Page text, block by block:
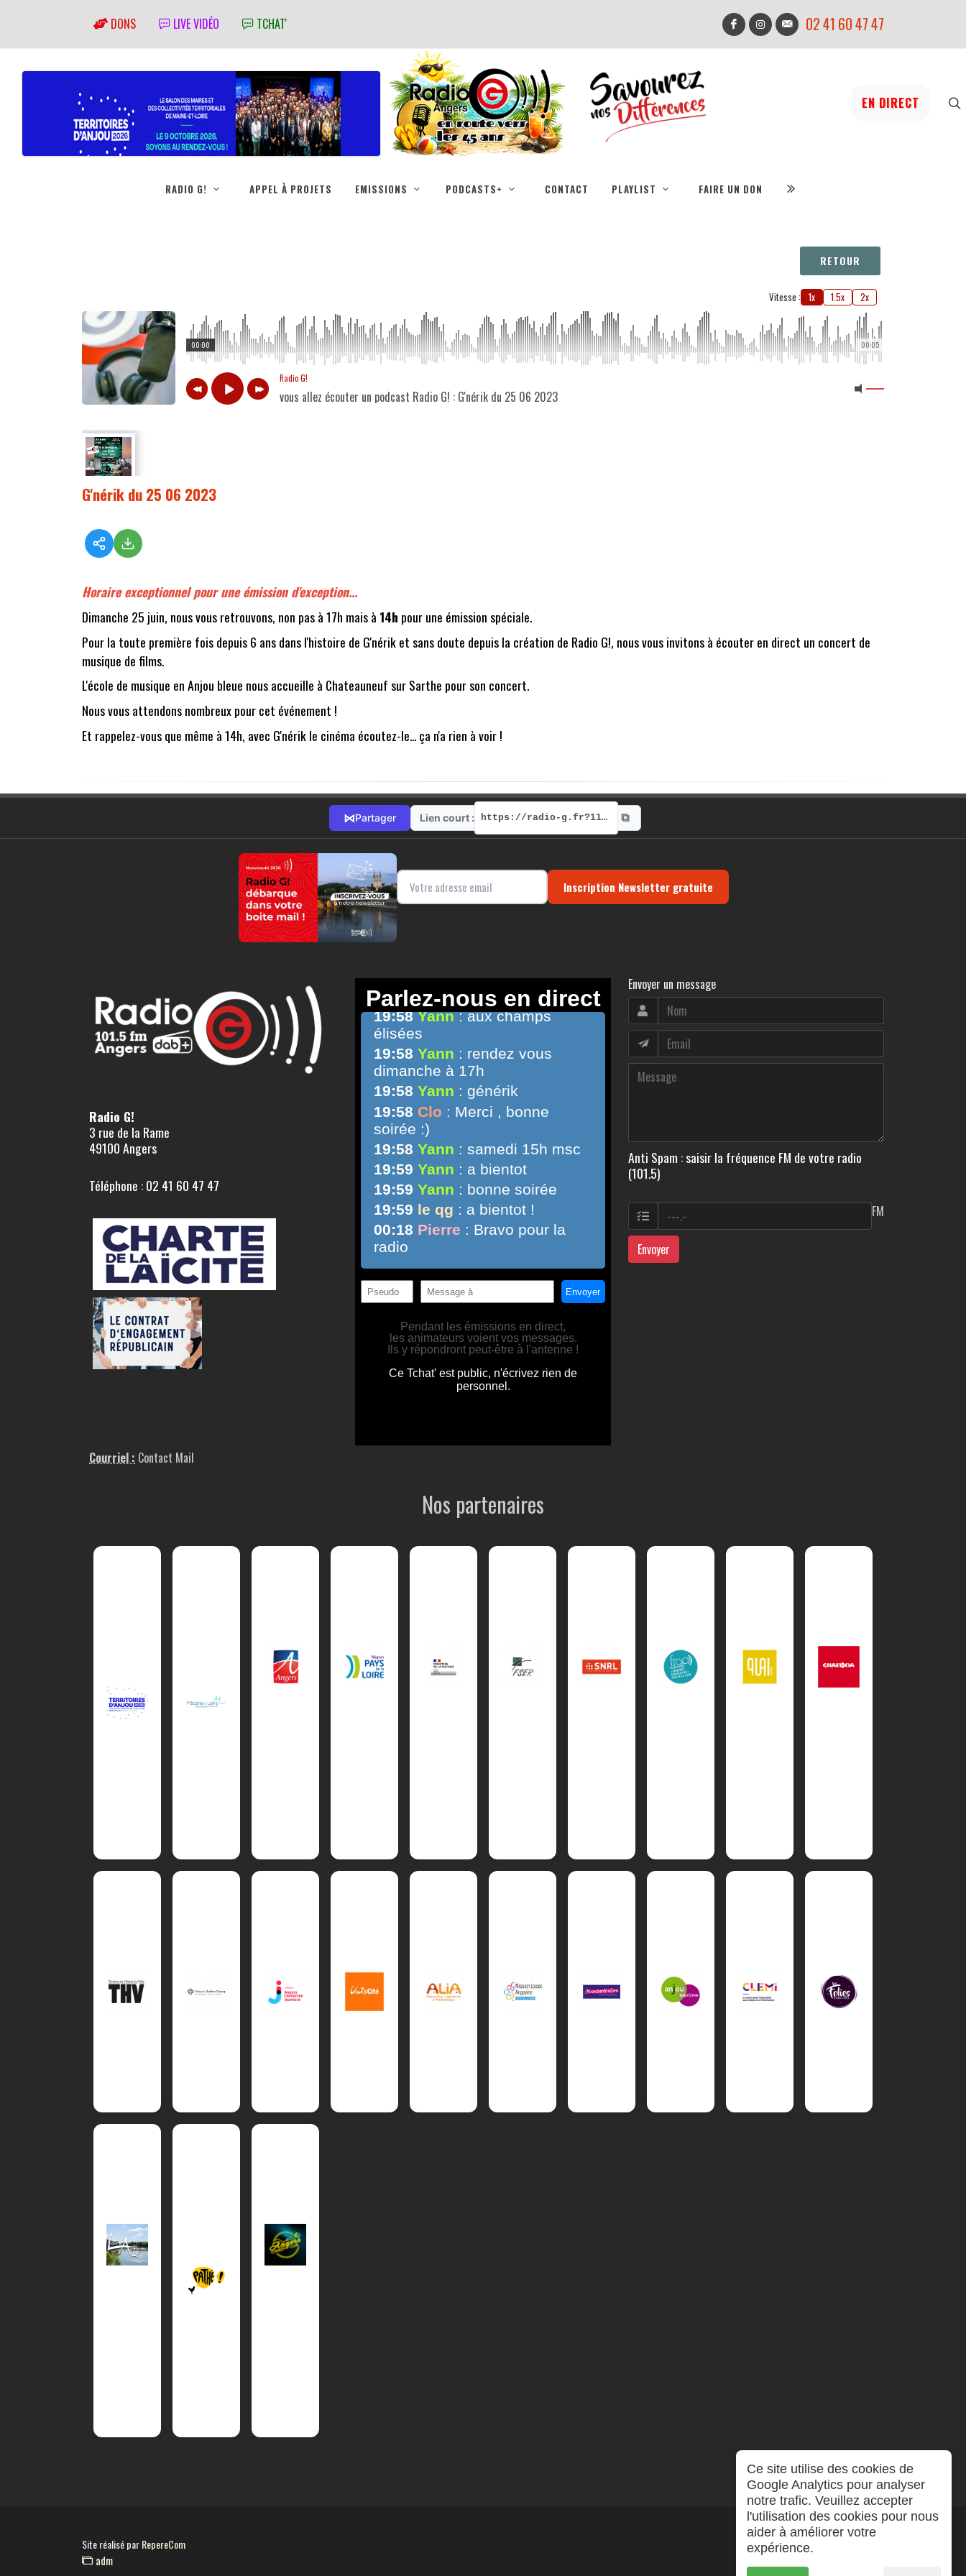
DONS LIVE VIDÉO TCHAT' 02 41 60 47 47
EN DIRECT
RADIO G! APPEL À PROJETS EMISSIONS PODCASTS+ CONTACT PLAYLIST FAIRE UN DON
RETOUR
Vitesse : 1x 1.5x 2x
00:05
00:00
Radio G!
vous allez écouter un podcast Radio G! : G'nérik du 25 06 2023
G'nérik du 25 06 2023
Horaire exceptionnel pour une émission d'exception...
Dimanche 25 juin, nous vous retrouvons, non pas à 17h mais à 14h pour une émission spéciale.
Pour la toute première fois depuis 6 ans dans l'histoire de G'nérik et sans doute depuis la création de Radio G!, nous vous invitons à écouter en direct un concert de
musique de films.
L'école de musique en Anjou bleue nous accueille à Chateauneuf sur Sarthe pour son concert.
Nous vous attendons nombreux pour cet événement !
Et rappelez-vous que même à 14h, avec G'nérik le cinéma écoutez-le... ça n'a rien à voir !
⋈Partager Lien court : https://radio-g.fr?11887 ⧉
Inscription Newsletter gratuite
Radio G!
3 rue de la Rame
49100 Angers
Téléphone : 02 41 60 47 47
Courriel : Contact Mail
Envoyer un message
Anti Spam : saisir la fréquence FM de votre radio
(101.5)
FM
Envoyer
Nos partenaires
Site réalisé parRepereCom
adm
Ce site utilise des cookies de
Google Analytics pour analyser
notre trafic. Veuillez accepter
l'utilisation des cookies pour nous
aider à améliorer votre
expérience.